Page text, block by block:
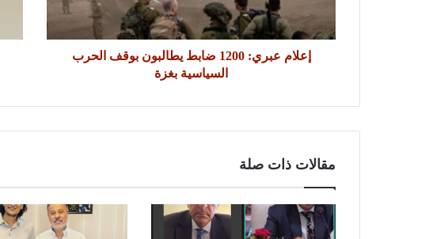
إعلام عبري: 1200 ضابط يطالبون بوقف الحرب
السياسية بغزة
مقالات ذات صلة